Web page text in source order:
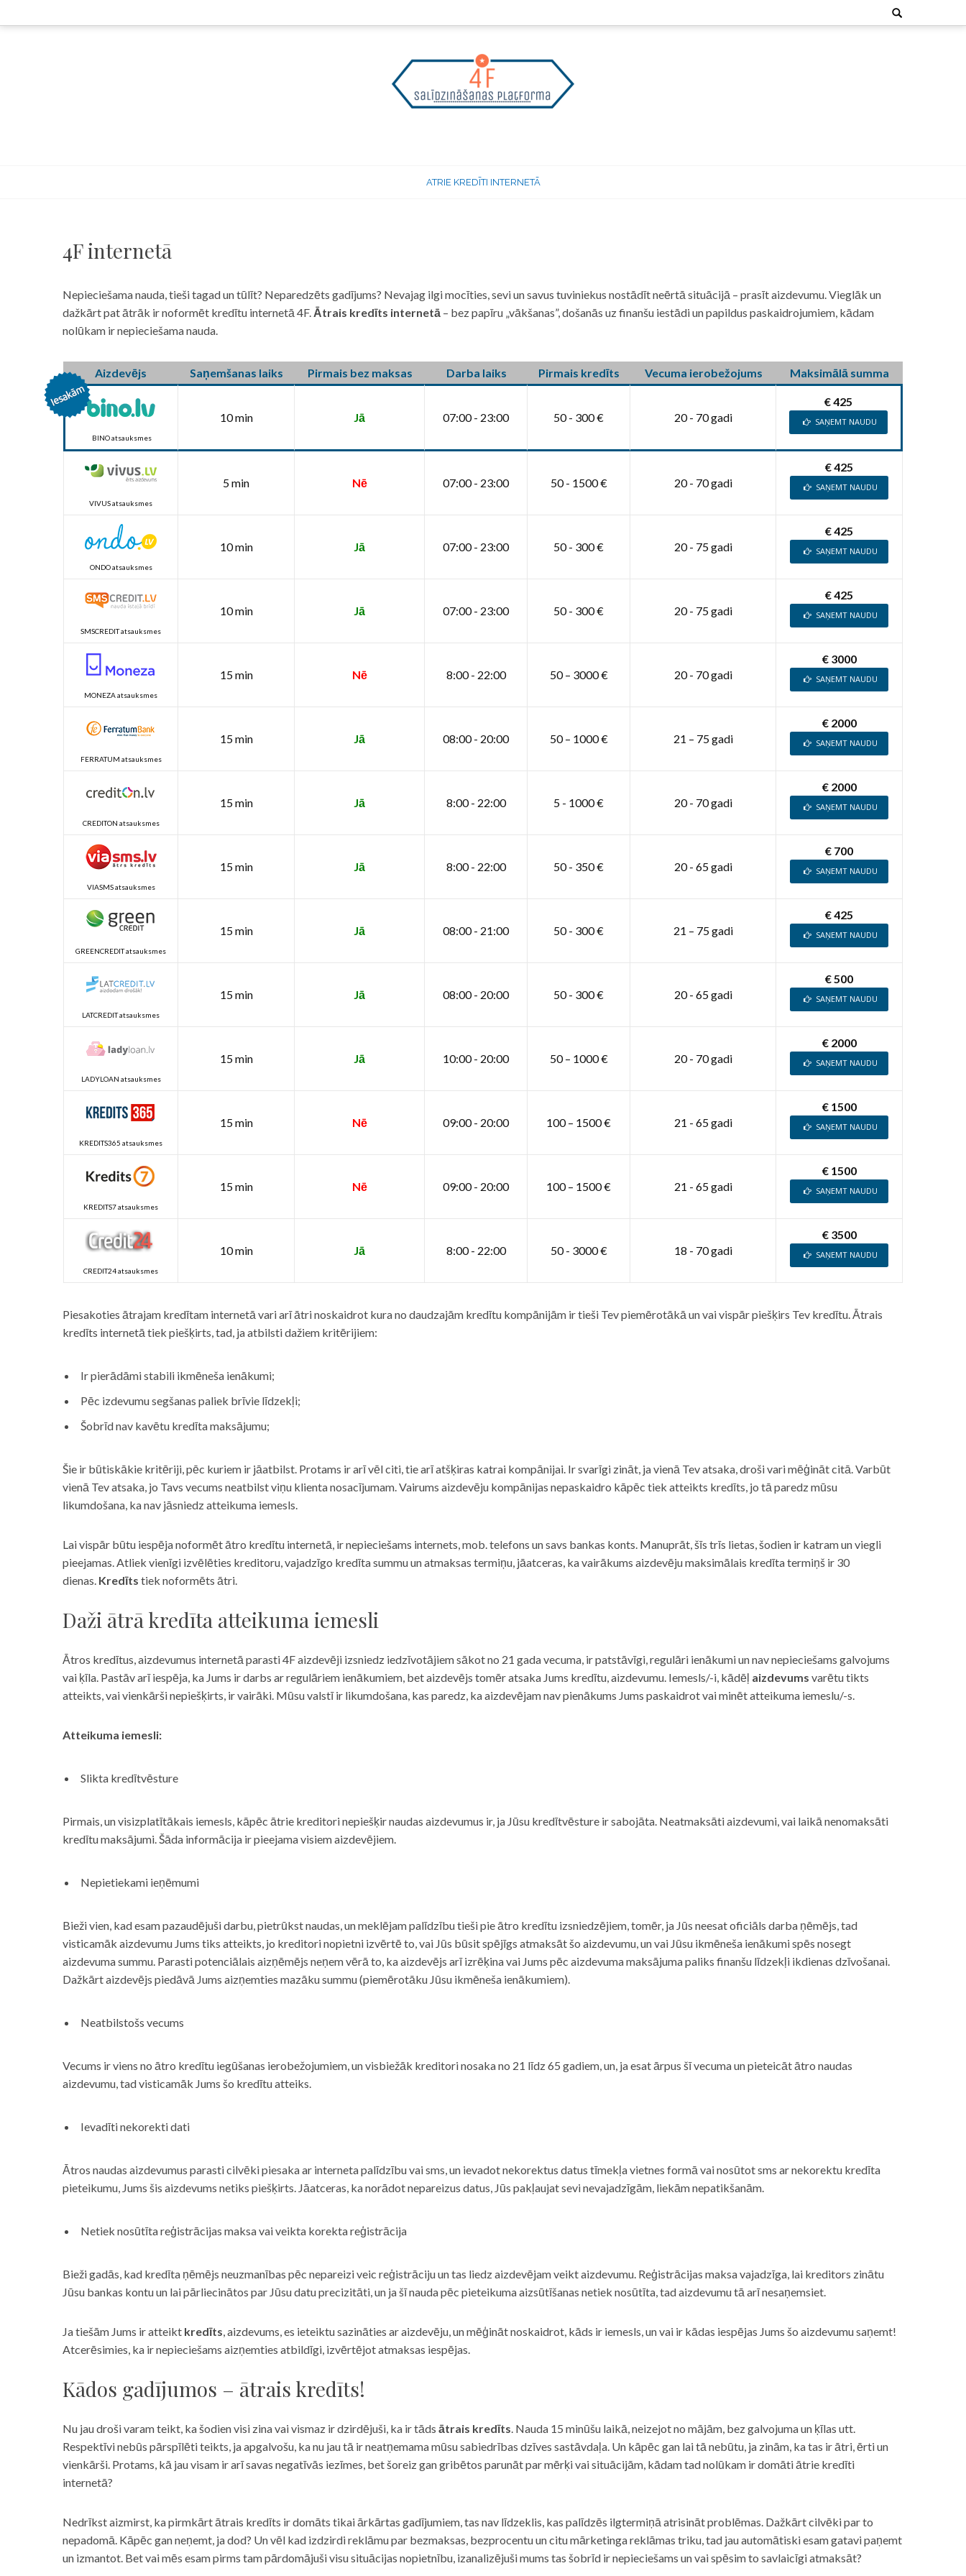
to
Search
for:
ATRIE KREDĪTI INTERNETĀ
4F internetā
Nepieciešama nauda, tieši tagad un tūlīt? Neparedzēts gadījums? Nevajag ilgi mocīties, sevi un savus tuviniekus nostādīt neērtā situācijā – prasīt aizdevumu. Vieglāk un
dažkārt pat ātrāk ir noformēt kredītu internetā 4F. Ātrais kredīts internetā – bez papīru „vākšanas”, došanās uz finanšu iestādi un papildus paskaidrojumiem, kādam
nolūkam ir nepieciešama nauda.
Aizdevējs Saņemšanas laiks Pirmais bez maksas Darba laiks Pirmais kredīts Vecuma ierobežojums Maksimālā summa
BINO atsauksmes
10 min Jā 07:00 - 23:00 50 - 300 € 20 - 70 gadi
€ 425
SAŅEMT NAUDU
VIVUS atsauksmes
5 min Nē 07:00 - 23:00 50 - 1500 € 20 - 70 gadi
€ 425
SAŅEMT NAUDU
ONDO atsauksmes
10 min Jā 07:00 - 23:00 50 - 300 € 20 - 75 gadi
€ 425
SAŅEMT NAUDU
SMSCREDIT atsauksmes
10 min Jā 07:00 - 23:00 50 - 300 € 20 - 75 gadi
€ 425
SAŅEMT NAUDU
MONEZA atsauksmes
15 min Nē 8:00 - 22:00 50 – 3000 € 20 - 70 gadi
€ 3000
SAŅEMT NAUDU
FERRATUM atsauksmes
15 min Jā 08:00 - 20:00 50 – 1000 € 21 – 75 gadi
€ 2000
SAŅEMT NAUDU
CREDITON atsauksmes
15 min Jā 8:00 - 22:00 5 - 1000 € 20 - 70 gadi
€ 2000
SAŅEMT NAUDU
VIASMS atsauksmes
15 min Jā 8:00 - 22:00 50 - 350 € 20 - 65 gadi
€ 700
SAŅEMT NAUDU
GREENCREDIT atsauksmes
15 min Jā 08:00 - 21:00 50 - 300 € 21 – 75 gadi
€ 425
SAŅEMT NAUDU
LATCREDIT atsauksmes
15 min Jā 08:00 - 20:00 50 - 300 € 20 - 65 gadi
€ 500
SAŅEMT NAUDU
LADYLOAN atsauksmes
15 min Jā 10:00 - 20:00 50 – 1000 € 20 - 70 gadi
€ 2000
SAŅEMT NAUDU
KREDITS365 atsauksmes
15 min Nē 09:00 - 20:00 100 – 1500 € 21 - 65 gadi
€ 1500
SAŅEMT NAUDU
KREDITS7 atsauksmes
15 min Nē 09:00 - 20:00 100 – 1500 € 21 - 65 gadi
€ 1500
SAŅEMT NAUDU
CREDIT24 atsauksmes
10 min Jā 8:00 - 22:00 50 - 3000 € 18 - 70 gadi
€ 3500
SAŅEMT NAUDU
Piesakoties ātrajam kredītam internetā vari arī ātri noskaidrot kura no daudzajām kredītu kompānijām ir tieši Tev piemērotākā un vai vispār piešķirs Tev kredītu. Ātrais
kredīts internetā tiek piešķirts, tad, ja atbilsti dažiem kritērijiem:
Ir pierādāmi stabili ikmēneša ienākumi;
Pēc izdevumu segšanas paliek brīvie līdzekļi;
Šobrīd nav kavētu kredīta maksājumu;
Šie ir būtiskākie kritēriji, pēc kuriem ir jāatbilst. Protams ir arī vēl citi, tie arī atšķiras katrai kompānijai. Ir svarīgi zināt, ja vienā Tev atsaka, droši vari mēģināt citā. Varbūt
vienā Tev atsaka, jo Tavs vecums neatbilst viņu klienta nosacījumam. Vairums aizdevēju kompānijas nepaskaidro kāpēc tiek atteikts kredīts, jo tā paredz mūsu
likumdošana, ka nav jāsniedz atteikuma iemesls.
Lai vispār būtu iespēja noformēt ātro kredītu internetā, ir nepieciešams internets, mob. telefons un savs bankas konts. Manuprāt, šīs trīs lietas, šodien ir katram un viegli
pieejamas. Atliek vienīgi izvēlēties kreditoru, vajadzīgo kredīta summu un atmaksas termiņu, jāatceras, ka vairākums aizdevēju maksimālais kredīta termiņš ir 30
dienas. Kredīts tiek noformēts ātri.
Daži ātrā kredīta atteikuma iemesli
Ātros kredītus, aizdevumus internetā parasti 4F aizdevēji izsniedz iedzīvotājiem sākot no 21 gada vecuma, ir patstāvīgi, regulāri ienākumi un nav nepieciešams galvojums
vai ķīla. Pastāv arī iespēja, ka Jums ir darbs ar regulāriem ienākumiem, bet aizdevējs tomēr atsaka Jums kredītu, aizdevumu. Iemesls/-i, kādēļ aizdevums varētu tikts
atteikts, vai vienkārši nepiešķirts, ir vairāki. Mūsu valstī ir likumdošana, kas paredz, ka aizdevējam nav pienākums Jums paskaidrot vai minēt atteikuma iemeslu/-s.
Atteikuma iemesli:
Slikta kredītvēsture
Pirmais, un visizplatītākais iemesls, kāpēc ātrie kreditori nepiešķir naudas aizdevumus ir, ja Jūsu kredītvēsture ir sabojāta. Neatmaksāti aizdevumi, vai laikā nenomaksāti
kredītu maksājumi. Šāda informācija ir pieejama visiem aizdevējiem.
Nepietiekami ieņēmumi
Bieži vien, kad esam pazaudējuši darbu, pietrūkst naudas, un meklējam palīdzību tieši pie ātro kredītu izsniedzējiem, tomēr, ja Jūs neesat oficiāls darba ņēmējs, tad
visticamāk aizdevumu Jums tiks atteikts, jo kreditori nopietni izvērtē to, vai Jūs būsit spējīgs atmaksāt šo aizdevumu, un vai Jūsu ikmēneša ienākumi spēs nosegt
aizdevuma summu. Parasti potenciālais aizņēmējs neņem vērā to, ka aizdevējs arī izrēķina vai Jums pēc aizdevuma maksājuma paliks finanšu līdzekļi ikdienas dzīvošanai.
Dažkārt aizdevējs piedāvā Jums aizņemties mazāku summu (piemērotāku Jūsu ikmēneša ienākumiem).
Neatbilstošs vecums
Vecums ir viens no ātro kredītu iegūšanas ierobežojumiem, un visbiežāk kreditori nosaka no 21 līdz 65 gadiem, un, ja esat ārpus šī vecuma un pieteicāt ātro naudas
aizdevumu, tad visticamāk Jums šo kredītu atteiks.
Ievadīti nekorekti dati
Ātros naudas aizdevumus parasti cilvēki piesaka ar interneta palīdzību vai sms, un ievadot nekorektus datus tīmekļa vietnes formā vai nosūtot sms ar nekorektu kredīta
pieteikumu, Jums šis aizdevums netiks piešķirts. Jāatceras, ka norādot nepareizus datus, Jūs pakļaujat sevi nevajadzīgām, liekām nepatikšanām.
Netiek nosūtīta reģistrācijas maksa vai veikta korekta reģistrācija
Bieži gadās, kad kredīta ņēmējs neuzmanības pēc nepareizi veic reģistrāciju un tas liedz aizdevējam veikt aizdevumu. Reģistrācijas maksa vajadzīga, lai kreditors zinātu
Jūsu bankas kontu un lai pārliecinātos par Jūsu datu precizitāti, un ja šī nauda pēc pieteikuma aizsūtīšanas netiek nosūtīta, tad aizdevumu tā arī nesaņemsiet.
Ja tiešām Jums ir atteikt kredīts, aizdevums, es ieteiktu sazināties ar aizdevēju, un mēģināt noskaidrot, kāds ir iemesls, un vai ir kādas iespējas Jums šo aizdevumu saņemt!
Atcerēsimies, ka ir nepieciešams aizņemties atbildīgi, izvērtējot atmaksas iespējas.
Kādos gadījumos – ātrais kredīts!
Nu jau droši varam teikt, ka šodien visi zina vai vismaz ir dzirdējuši, ka ir tāds ātrais kredīts. Nauda 15 minūšu laikā, neizejot no mājām, bez galvojuma un ķīlas utt.
Respektīvi nebūs pārspīlēti teikts, ja apgalvošu, ka nu jau tā ir neatņemama mūsu sabiedrības dzīves sastāvdaļa. Un kāpēc gan lai tā nebūtu, ja zinām, ka tas ir ātri, ērti un
vienkārši. Protams, kā jau visam ir arī savas negatīvās iezīmes, bet šoreiz gan gribētos parunāt par mērķi vai situācijām, kādam tad nolūkam ir domāti ātrie kredīti
internetā?
Nedrīkst aizmirst, ka pirmkārt ātrais kredīts ir domāts tikai ārkārtas gadījumiem, tas nav līdzeklis, kas palīdzēs ilgtermiņā atrisināt problēmas. Dažkārt cilvēki par to
nepadomā. Kāpēc gan neņemt, ja dod? Un vēl kad izdzirdi reklāmu par bezmaksas, bezprocentu un citu mārketinga reklāmas triku, tad jau automātiski esam gatavi paņemt
un izmantot. Bet vai mēs esam pirms tam pārdomājuši visu situācijas nopietnību, izanalizējuši mums tas šobrīd ir nepieciešams un vai spēsim to savlaicīgi atmaksāt?